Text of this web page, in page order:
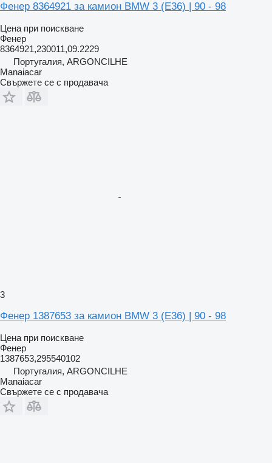
Фенер 8364921 за камион BMW 3 (E36) | 90 - 98
Цена при поискване
Фенер
8364921,230011,09.2229
Португалия, ARGONCILHE
Manaiacar
Свържете се с продавача
3
Фенер 1387653 за камион BMW 3 (E36) | 90 - 98
Цена при поискване
Фенер
1387653,295540102
Португалия, ARGONCILHE
Manaiacar
Свържете се с продавача